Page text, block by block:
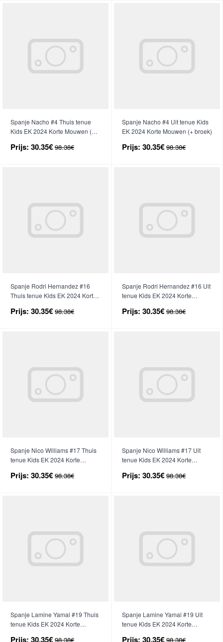
Spanje Nacho #4 Thuis tenue
Kids EK 2024 Korte Mouwen (+
Prijs: 30.35€ 98.38€
Spanje Nacho #4 Uit tenue Kids
EK 2024 Korte Mouwen (+ broek)
Prijs: 30.35€ 98.38€
Spanje Rodri Hernandez #16
Thuis tenue Kids EK 2024 Korte
Prijs: 30.35€ 98.38€
Spanje Rodri Hernandez #16 Uit
tenue Kids EK 2024 Korte
Prijs: 30.35€ 98.38€
Spanje Nico Williams #17 Thuis
tenue Kids EK 2024 Korte
Prijs: 30.35€ 98.38€
Spanje Nico Williams #17 Uit
tenue Kids EK 2024 Korte
Prijs: 30.35€ 98.38€
Spanje Lamine Yamal #19 Thuis
tenue Kids EK 2024 Korte
Prijs: 30.35€ 98.38€
Spanje Lamine Yamal #19 Uit
tenue Kids EK 2024 Korte
Prijs: 30.35€ 98.38€